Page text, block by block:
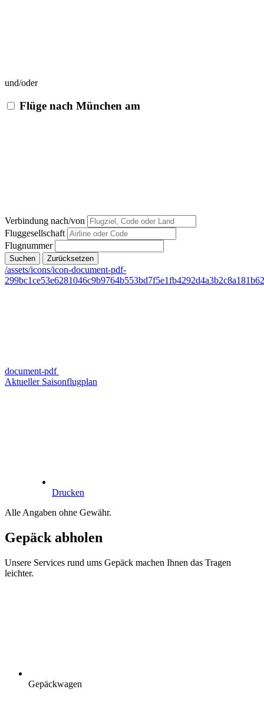
und/oder
Flüge nach München am
Verbindung nach/von
Fluggesellschaft
Flugnummer
Suchen Zurücksetzen
/assets/icons/icon-document-pdf-
document-pdf
Aktueller Saisonflugplan
Drucken
Alle Angaben ohne Gewähr.
Gepäck abholen
Unsere Services rund ums Gepäck machen Ihnen das Tragen
leichter.
Gepäckwagen